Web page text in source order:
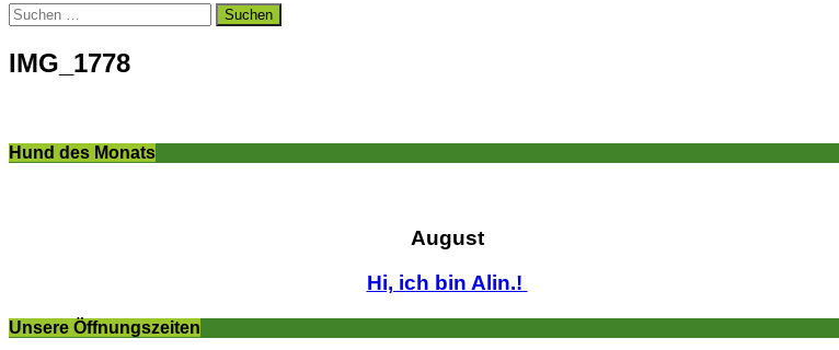
Suchen
nach:
IMG_1778
Hund des Monats
August
Hi, ich bin Alin.!
Unsere Öffnungszeiten